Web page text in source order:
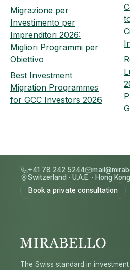
Migrazione per
Investimento per
Imprenditori 2026:
Migliori Programmi per
Obiettivo
Best Investment
Migration Programmes
for GCC Investors 2026
+41 78 242 5244
Switzerland · U.A.E. · Hong
Book a private consultation
The Swiss standard in